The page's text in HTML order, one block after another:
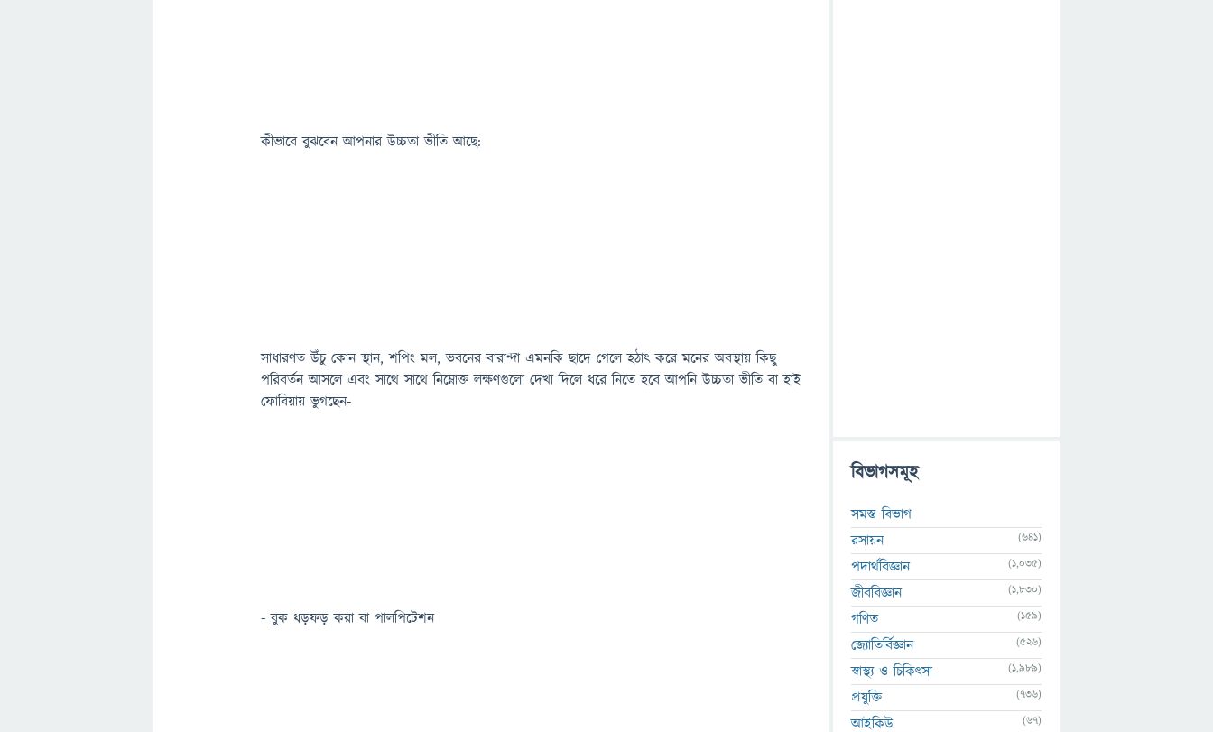
কীভাবে বুঝবেন আপনার উচ্চতা ভীতি আছে:
সাধারণত উঁচু কোন স্থান, শপিং মল, ভবনের বারান্দা এমনকি ছাদে গেলে হঠাৎ করে মনের অবস্থায় কিছু
পরিবর্তন আসলে এবং সাথে সাথে নিম্নোক্ত লক্ষণগুলো দেখা দিলে ধরে নিতে হবে আপনি উচ্চতা ভীতি বা হাই
ফোবিয়ায় ভুগছেন-
- বুক ধড়ফড় করা বা পালপিটেশন
বিভাগসমূহ
সমস্ত বিভাগ
রসায়ন
(641)
পদার্থবিজ্ঞান (1,035)
জীববিজ্ঞান (1,830)
গণিত (159)
জ্যোতির্বিজ্ঞান (526)
স্বাস্থ্য ও চিকিৎসা (1,989)
প্রযুক্তি (736)
আইকিউ (67)